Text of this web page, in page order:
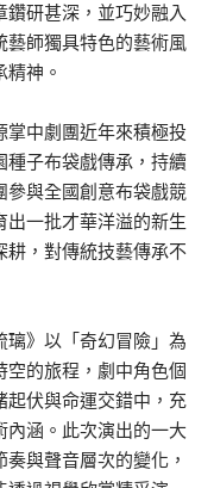
研甚深，並巧妙融入
藝師獨具特色的藝術風
神。
中劇團近年來積極投
種子布袋戲傳承，持續
參與全國創意布袋戲競
一批才華洋溢的新生
耕，對傳統技藝傳承不
》以「奇幻冒險」為
的旅程，劇中角色個
起伏與命運交錯中，充
內涵。此次演出的一大
與聲音層次的變化，